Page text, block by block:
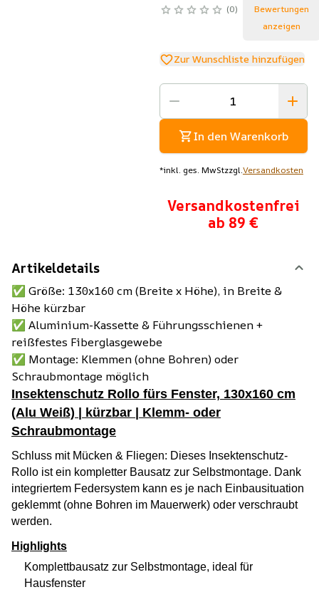
0
Bewertungen
anzeigen
Zur Wunschliste hinzufügen
In den Warenkorb
*inkl. ges. MwStzzgl.Versandkosten
Versandkostenfrei
ab 89 €
Artikeldetails
✅ Größe: 130x160 cm (Breite x Höhe), in Breite &
Höhe kürzbar
✅ Aluminium-Kassette & Führungsschienen +
reißfestes Fiberglasgewebe
✅ Montage: Klemmen (ohne Bohren) oder
Schraubmontage möglich
Insektenschutz Rollo fürs Fenster, 130x160 cm
(Alu Weiß) | kürzbar | Klemm- oder
Schraubmontage
Schluss mit Mücken & Fliegen: Dieses Insektenschutz-
Rollo ist ein kompletter Bausatz zur Selbstmontage. Dank
integriertem Federsystem kann es je nach Einbausituation
geklemmt (ohne Bohren im Mauerwerk) oder verschraubt
werden.
Highlights
Komplettbausatz zur Selbstmontage, ideal für
Hausfenster